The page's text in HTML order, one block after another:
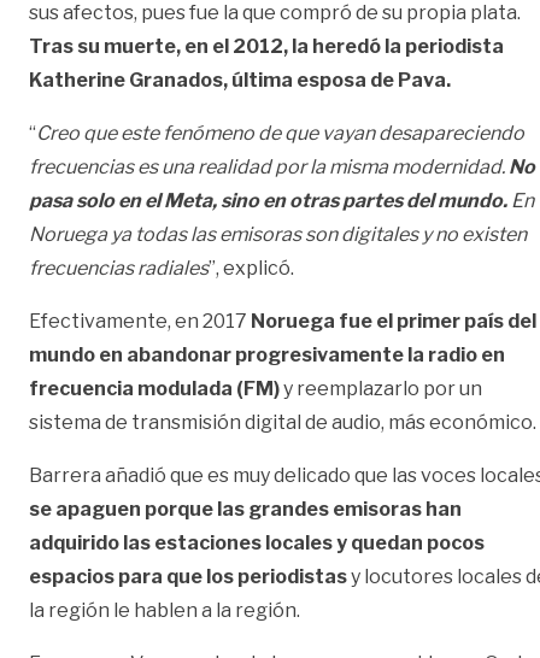
sus afectos, pues fue la que compró de su propia plata.
Tras su muerte, en el 2012, la heredó la periodista
Katherine Granados, última esposa de Pava.
“Creo que este fenómeno de que vayan desapareciendo
frecuencias es una realidad por la misma modernidad. No
pasa solo en el Meta, sino en otras partes del mundo. En
Noruega ya todas las emisoras son digitales y no existen
frecuencias radiales”, explicó.
Efectivamente, en 2017 Noruega fue el primer país del
mundo en abandonar progresivamente la radio en
frecuencia modulada (FM)y reemplazarlo por un
sistema de transmisión digital de audio, más económico.
Barrera añadió que es muy delicado que las voces
se apaguen porque las grandes emisoras han
adquirido las estaciones locales y quedan pocos
espacios para que los periodistasy locutores locales
la región le hablen a la región.